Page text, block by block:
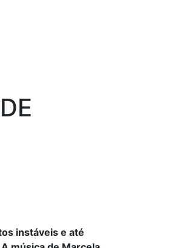
instáveis e até